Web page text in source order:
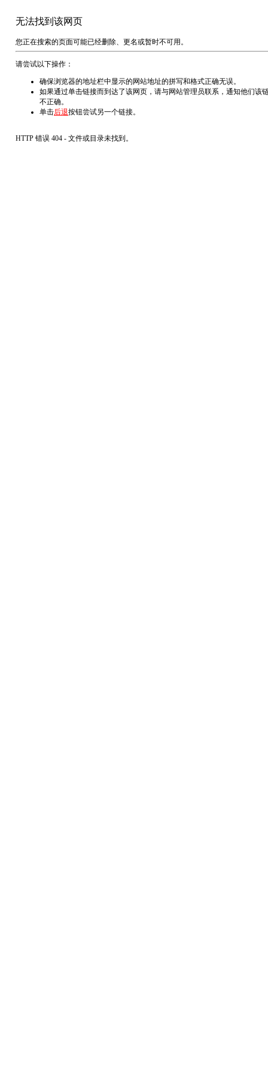
无法找到该网页
您正在搜索的页面可能已经删除、更名或暂时不可用。
请尝试以下操作：
确保浏览器的地址栏中显示的网站地址的拼写和格式正确无误。
如果通过单击链接而到达了该网页，请与网站管理员联系，通知他们该
不正确。
单击后退按钮尝试另一个链接。
HTTP 错误 404 - 文件或目录未找到。